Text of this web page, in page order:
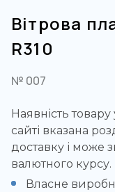
Вітрова
R310
№ 007
Наявність
сайті вказана
доставку і може
валютного курсу.
Власне